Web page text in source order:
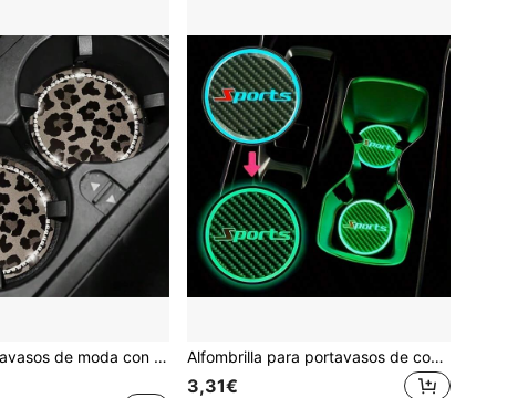
2 piezas Posavasos de moda con estampado de leopardo y strass para portavasos de coche, decoración interior de coche
Alfombrilla para portavasos de coche que brilla en la oscuridad (sin brillo de día), antideslizante (con respaldo adhesivo), alfombrilla para bebidas que brilla de noche (sin efecto de día), bandeja para bebidas de coche anti-salpicaduras, adecuada para sedanes, SUVs y camiones, accesorio de interior de coche de moda para conducir de noche, fácil de limpiar para uso diario
3,31€